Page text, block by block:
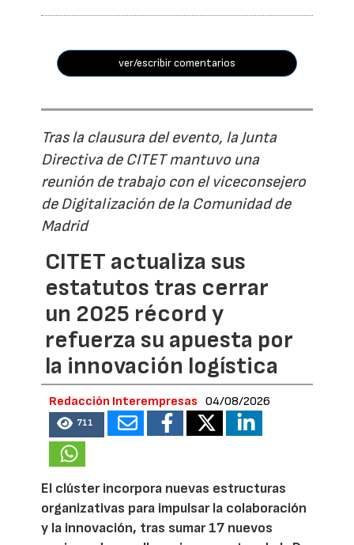
ver/escribir comentarios
Tras la clausura del evento, la Junta
Directiva de CITET mantuvo una
reunión de trabajo con el viceconsejero
de Digitalización de la Comunidad de
Madrid
CITET actualiza sus
estatutos tras cerrar
un 2025 récord y
refuerza su apuesta por
la innovación logística
Redacción Interempresas 04/08/2026
711
El clúster incorpora nuevas estructuras
organizativas para impulsar la colaboración
y la innovación, tras sumar 17 nuevos